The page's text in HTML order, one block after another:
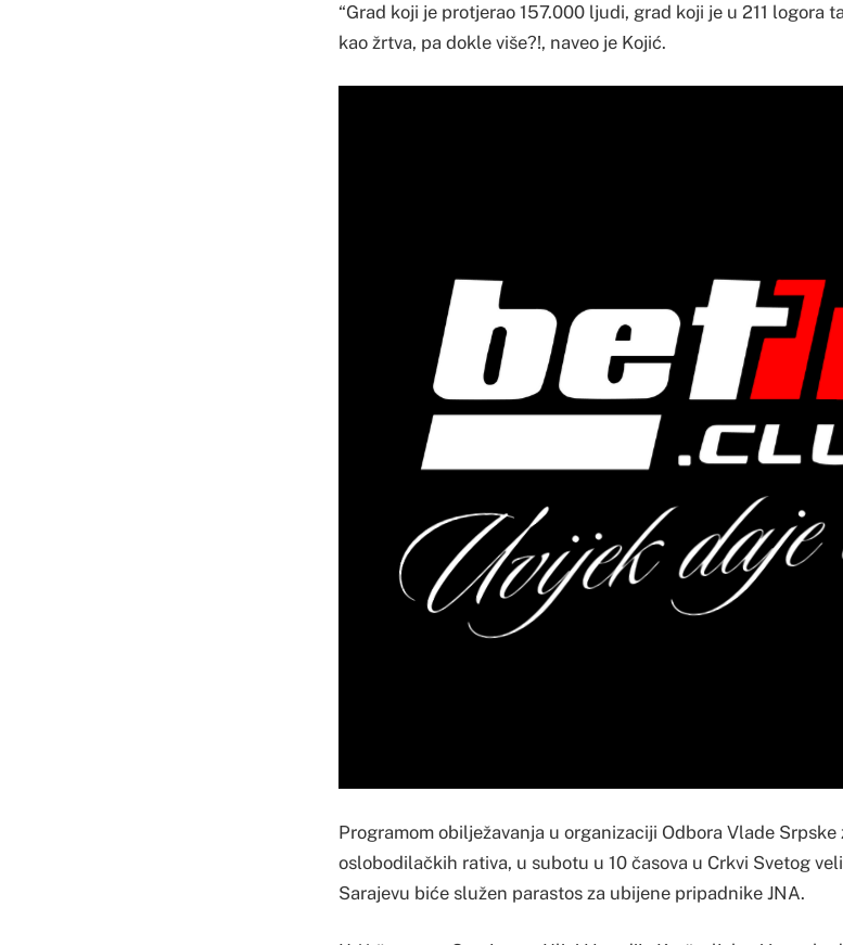
“Grad koji je protjerao 157.000 ljudi, grad koji je u 211 logora
kao žrtva, pa dokle više?!, naveo je Kojić.
Programom obilježavanja u organizaciji Odbora Vlade
oslobodilačkih rativa, u subotu u 10 časova u Crkvi Svetog
Sarajevu biće služen parastos za ubijene pripadnike JNA.